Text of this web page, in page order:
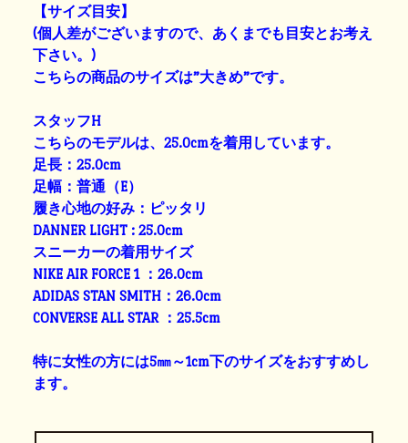
【サイズ目安】
(個人差がございますので、あくまでも目安とお考え
下さい。)
こちらの商品のサイズは”大きめ”です。
スタッフH
こちらのモデルは、25.0cmを着用しています。
足長：25.0cm
足幅：普通（E）
履き心地の好み：ピッタリ
DANNER LIGHT : 25.0cm
スニーカーの着用サイズ
NIKE AIR FORCE 1 ：26.0cm
ADIDAS STAN SMITH：26.0cm
CONVERSE ALL STAR ：25.5cm
特に女性の方には5㎜～1cm下のサイズをおすすめし
ます。